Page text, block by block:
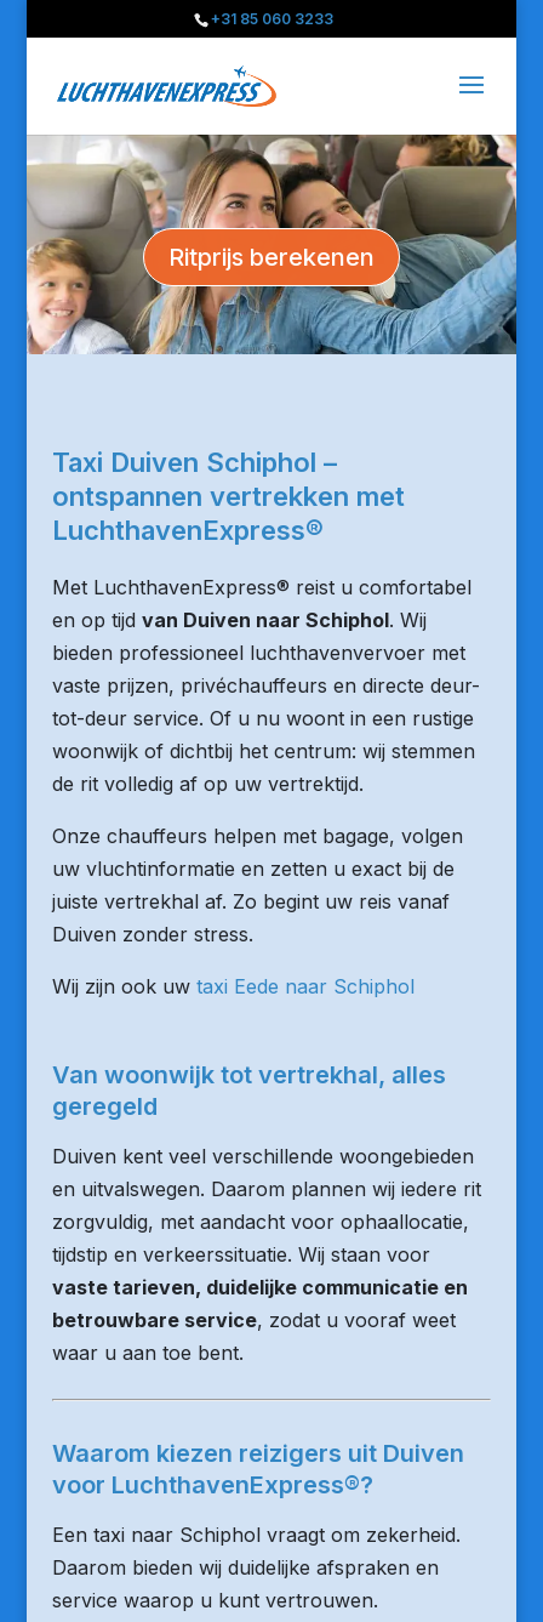
+31 85 060 3233
Ritprijs berekenen
Taxi Duiven Schiphol –
ontspannen vertrekken met
LuchthavenExpress®
Met LuchthavenExpress® reist u comfortabel
en op tijd van Duiven naar Schiphol. Wij
bieden professioneel luchthavenvervoer met
vaste prijzen, privéchauffeurs en directe deur-
tot-deur service. Of u nu woont in een rustige
woonwijk of dichtbij het centrum: wij stemmen
de rit volledig af op uw vertrektijd.
Onze chauffeurs helpen met bagage, volgen
uw vluchtinformatie en zetten u exact bij de
juiste vertrekhal af. Zo begint uw reis vanaf
Duiven zonder stress.
Wij zijn ook uw taxi Eede naar Schiphol
Van woonwijk tot vertrekhal, alles
geregeld
Duiven kent veel verschillende woongebieden
en uitvalswegen. Daarom plannen wij iedere rit
zorgvuldig, met aandacht voor ophaallocatie,
tijdstip en verkeerssituatie. Wij staan voor
vaste tarieven, duidelijke communicatie en
betrouwbare service, zodat u vooraf weet
waar u aan toe bent.
Waarom kiezen reizigers uit Duiven
voor LuchthavenExpress®?
Een taxi naar Schiphol vraagt om zekerheid.
Daarom bieden wij duidelijke afspraken en
service waarop u kunt vertrouwen.